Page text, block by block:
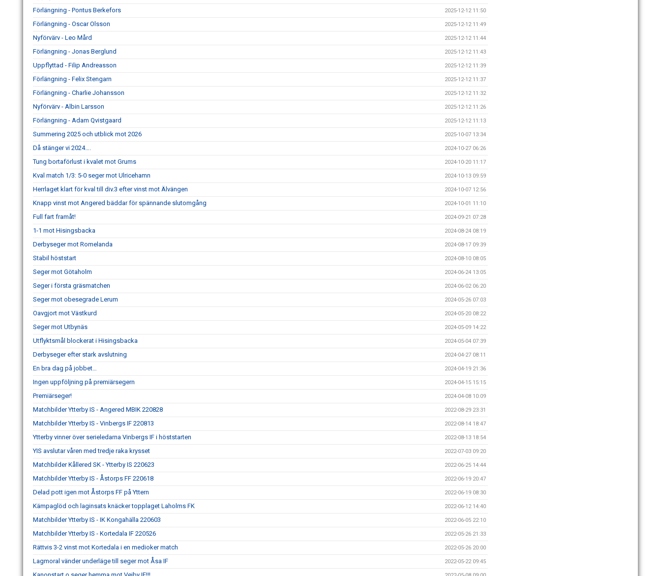
Förlängning - Pontus Berkefors 2025-12-12 11:50
Förlängning - Oscar Olsson 2025-12-12 11:49
Nyförvärv - Leo Mård 2025-12-12 11:44
Förlängning - Jonas Berglund 2025-12-12 11:43
Uppflyttad - Filip Andreasson 2025-12-12 11:39
Förlängning - Felix Stengarn 2025-12-12 11:37
Förlängning - Charlie Johansson 2025-12-12 11:32
Nyförvärv - Albin Larsson 2025-12-12 11:26
Förlängning - Adam Qvistgaard 2025-12-12 11:13
Summering 2025 och utblick mot 2026 2025-10-07 13:34
Då stänger vi 2024…. 2024-10-27 06:26
Tung bortaförlust i kvalet mot Grums 2024-10-20 11:17
Kval match 1/3: 5-0 seger mot Ulricehamn 2024-10-13 09:59
Herrlaget klart för kval till div.3 efter vinst mot Älvängen 2024-10-07 12:56
Knapp vinst mot Angered bäddar för spännande slutomgång 2024-10-01 11:10
Full fart framåt! 2024-09-21 07:28
1-1 mot Hisingsbacka 2024-08-24 08:19
Derbyseger mot Romelanda 2024-08-17 09:39
Stabil höststart 2024-08-10 08:05
Seger mot Götaholm 2024-06-24 13:05
Seger i första gräsmatchen 2024-06-02 06:20
Seger mot obesegrade Lerum 2024-05-26 07:03
Oavgjort mot Västkurd 2024-05-20 08:22
Seger mot Utbynäs 2024-05-09 14:22
Utflyktsmål blockerat i Hisingsbacka 2024-05-04 07:39
Derbyseger efter stark avslutning 2024-04-27 08:11
En bra dag på jobbet… 2024-04-19 21:36
Ingen uppföljning på premiärsegern 2024-04-15 15:15
Premiärseger! 2024-04-08 10:09
Matchbilder Ytterby IS - Angered MBIK 220828 2022-08-29 23:31
Matchbilder Ytterby IS - Vinbergs IF 220813 2022-08-14 18:47
Ytterby vinner över serieledarna Vinbergs IF i höststarten 2022-08-13 18:54
YIS avslutar våren med tredje raka krysset 2022-07-03 09:20
Matchbilder Kållered SK - Ytterby IS 220623 2022-06-25 14:44
Matchbilder Ytterby IS - Åstorps FF 220618 2022-06-19 20:47
Delad pott igen mot Åstorps FF på Yttern 2022-06-19 08:30
Kämpaglöd och laginsats knäcker topplaget Laholms FK 2022-06-12 14:40
Matchbilder Ytterby IS - IK Kongahälla 220603 2022-06-05 22:10
Matchbilder Ytterby IS - Kortedala IF 220526 2022-05-26 21:33
Rättvis 3-2 vinst mot Kortedala i en medioker match 2022-05-26 20:00
Lagmoral vänder underläge till seger mot Åsa IF 2022-05-22 09:45